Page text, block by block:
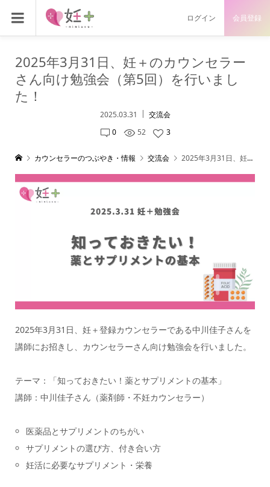
ログイン 会員登録
2025年3月31日、妊＋のカウンセラー
さん向け勉強会（第5回）を行いまし
た！
2025.03.31
交流会
0
52 3
カウンセラーのつぶやき・情報 交流会 2025年3月31日、妊＋のカウンセラーさん向け勉強会（第5回）を行いました！
2025年3月31日、妊＋登録カウンセラーである中川佳子さんを
講師にお招きし、カウンセラーさん向け勉強会を行いました。
テーマ：「知っておきたい！薬とサプリメントの基本」
講師：中川佳子さん（薬剤師・不妊カウンセラー）
医薬品とサプリメントのちがい
サプリメントの選び方、付き合い方
妊活に必要なサプリメント・栄養